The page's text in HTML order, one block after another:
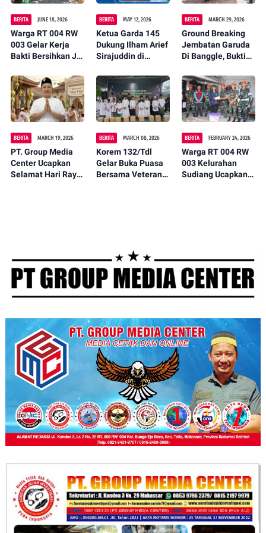
BERITA JUNE 18, 2026
Warga RT 004 RW
003 Gelar Kerja
Bakti Bersihkan Jl.
Wujudkan
Lingkungan Asri
dan Nyaman
BERITA MAY 12, 2026
Ketua Garda 145
Dukung Ilham Arief
Sirajuddin di
Golkar
BERITA MARCH 29, 2026
Ground Breaking
Jembatan Garuda
Di Banggle, Bukti
Negara Untuk
Rakyat
BERITA MARCH 19, 2026
PT. Group Media
Center Ucapkan
Selamat Hari Raya
BERITA MARCH 08, 2026
Korem 132/Tdl
Gelar Buka Puasa
Bersama Veteran
BERITA FEBRUARY 24, 2026
Warga RT 004 RW
003 Kelurahan
Sudiang Ucapkan